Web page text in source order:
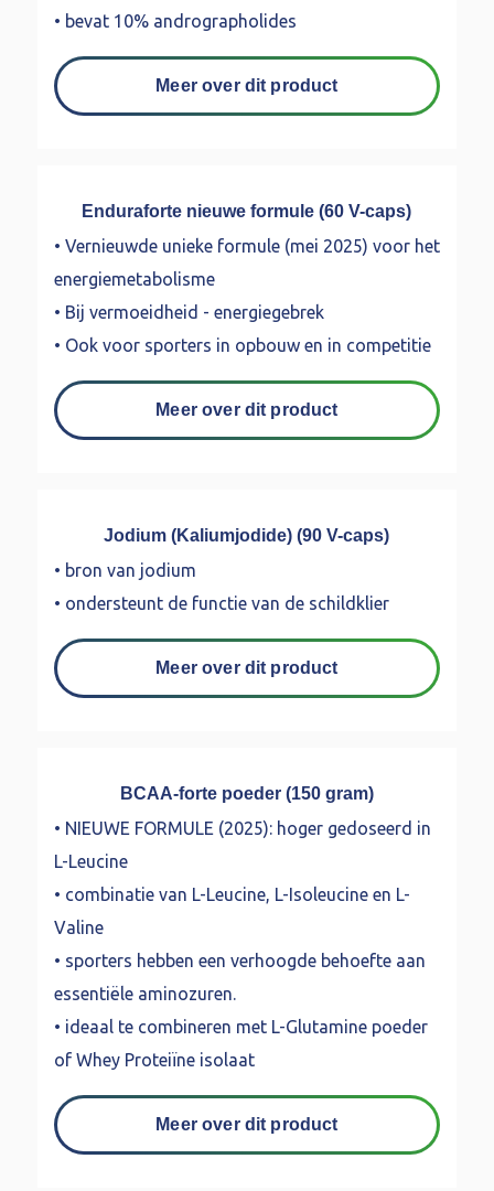
• bevat 10% andrographolides
Meer over dit product
Enduraforte nieuwe formule (60 V-caps)
• Vernieuwde unieke formule (mei 2025) voor het
energiemetabolisme
• Bij vermoeidheid - energiegebrek
• Ook voor sporters in opbouw en in competitie
Meer over dit product
Jodium (Kaliumjodide) (90 V-caps)
• bron van jodium
• ondersteunt de functie van de schildklier
Meer over dit product
BCAA-forte poeder (150 gram)
• NIEUWE FORMULE (2025): hoger gedoseerd in
L-Leucine
• combinatie van L-Leucine, L-Isoleucine en L-
Valine
• sporters hebben een verhoogde behoefte aan
essentiële aminozuren.
• ideaal te combineren met L-Glutamine poeder
of Whey Proteiïne isolaat
Meer over dit product